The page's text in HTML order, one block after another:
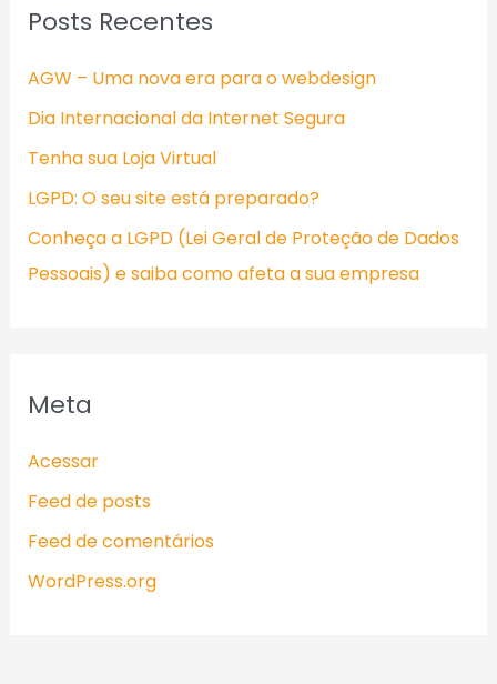
Posts Recentes
AGW – Uma nova era para o webdesign
Dia Internacional da Internet Segura
Tenha sua Loja Virtual
LGPD: O seu site está preparado?
Conheça a LGPD (Lei Geral de Proteção de Dados
Pessoais) e saiba como afeta a sua empresa
Meta
Acessar
Feed de posts
Feed de comentários
WordPress.org